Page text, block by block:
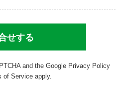
and the Google Privacy Policy
of Service apply.